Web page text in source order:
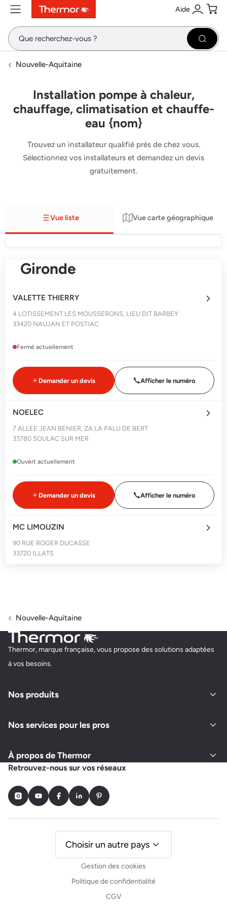
ContenuMenuRecherche Aide
Se
Nouvelle-Aquitaine
Installation pompe à chaleur,
chauffage, climatisation et chauffe-
eau {nom}
Trouvez un installateur qualifié près de chez vous.
Sélectionnez vos installateurs et demandez un devis
gratuitement.
Vue liste Vue carte géographique
Gironde
VALETTE THIERRY
4 LOTISSEMENT LES MOUSSERONS, LIEU DIT BARBEY
33420 NAUJAN ET POSTIAC
Fermé actuellement
Demander un devis Afficher le numéro
NOELEC
7 ALLEE JEAN BENIER, ZA LA PALU DE BERT
33780 SOULAC SUR MER
Ouvert actuellement
Demander un devis Afficher le numéro
MC LIMOUZIN
90 RUE ROGER DUCASSE
33720 ILLATS
MC CHARLES
33540 SAUVETERRE DE GUYENNE
Ouvert actuellement
Demander un devis
INEL HABITAT
16 ALLEE DU HAUT VIGNEAU
Ouvert actuellement
Nouvelle-Aquitaine
Thermor, marque française, vous propose des solutions adaptées
à vos besoins.
Nos produits
Nos services pour les pros
À propos de Thermor
Retrouvez-nous sur vos réseaux
InstagramYoutubeFacebookLinkedInPinterest
Gestion des cookies
Politique de confidentialité
CGV
Choisir un autre pays